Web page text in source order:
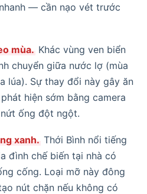
— cần nạo vét trước
mùa. Khác vùng ven biển
chuyển giữa nước lợ (mùa
lúa). Sự thay đổi này gây ăn
hiện sớm bằng camera
ống đột ngột.
xanh. Thới Bình nổi tiếng
đình chế biến tại nhà có
cống. Loại mỡ này đông
nút chặn nếu không có